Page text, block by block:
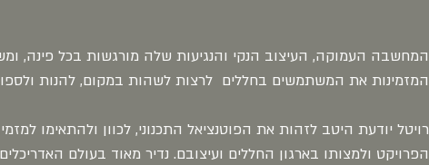
המחשבה העמוקה, העיצוב הנקי והנגיעות שלה מורגשות בכל פינה,
המזמינות את המשתמשים בחללים לרצות לשהות במקום, להנות
רויטל יודעת היטב לזהות את הפוטנציאל התכנוני, לכוון ולהתאימו
הפרויקט ולמצותו בארגון החללים ועיצובם. נדיר מאוד בעולם